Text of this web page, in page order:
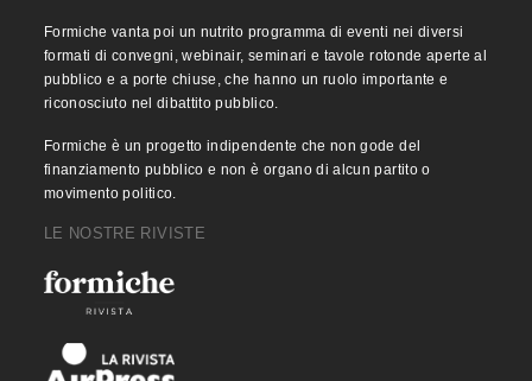
Formiche vanta poi un nutrito programma di eventi nei diversi
formati di convegni, webinair, seminari e tavole rotonde aperte al
pubblico e a porte chiuse, che hanno un ruolo importante e
riconosciuto nel dibattito pubblico.
Formiche è un progetto indipendente che non gode del
finanziamento pubblico e non è organo di alcun partito o
movimento politico.
LE NOSTRE RIVISTE